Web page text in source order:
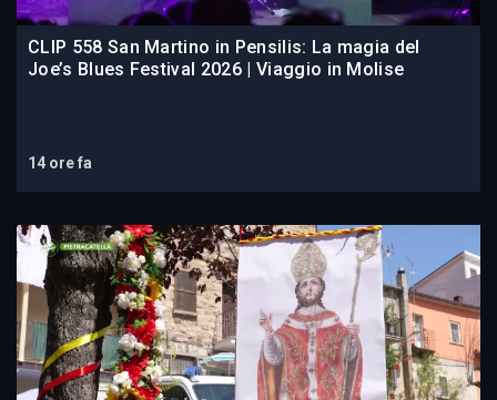
CLIP 558 San Martino in Pensilis: La magia del
Joe’s Blues Festival 2026 | Viaggio in Molise
14 ore fa